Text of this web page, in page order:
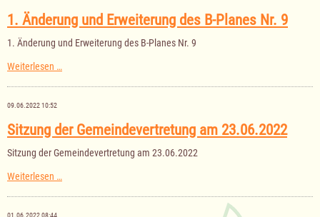
1. Änderung und Erweiterung des B-Planes Nr. 9
1. Änderung und Erweiterung des B-Planes Nr. 9
Weiterlesen …
und
Planes
9
09.06.2022 10:52
Sitzung der Gemeindevertretung am 23.06.2022
Sitzung der Gemeindevertretung am 23.06.2022
Weiterlesen …
Gemeindevertretung
01.06.2022 08:44